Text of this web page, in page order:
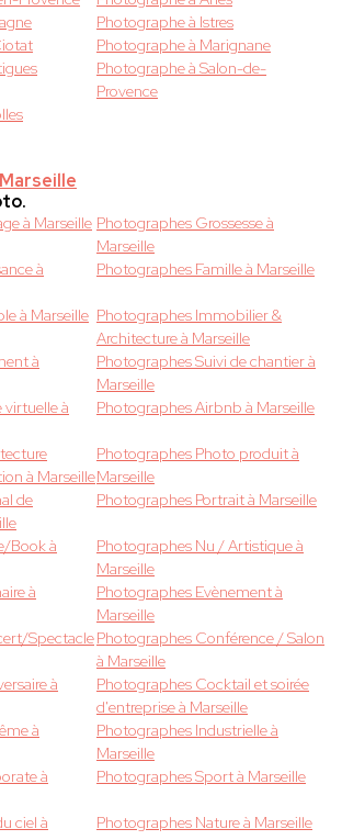
Photographe à Istres
Photographe à Marignane
Photographe à Salon-de-
Provence
Marseille
à Marseille Photographes Grossesse à
Marseille
à
Photographes Famille à Marseille
à Marseille Photographes Immobilier &
Architecture à Marseille
à
Photographes Suivi de chantier à
Marseille
virtuelle à
Photographes Airbnb à Marseille
à Marseille
Photographes Photo produit à
Marseille
de
Photographes Portrait à Marseille
Book à
Photographes Nu / Artistique à
Marseille
à
Photographes Evènement à
Marseille
SpectaclePhotographes Conférence / Salon
à Marseille
à
Photographes Cocktail et soirée
d'entreprise à Marseille
à
Photographes Industrielle à
Marseille
à
Photographes Sport à Marseille
ciel à
Photographes Nature à Marseille